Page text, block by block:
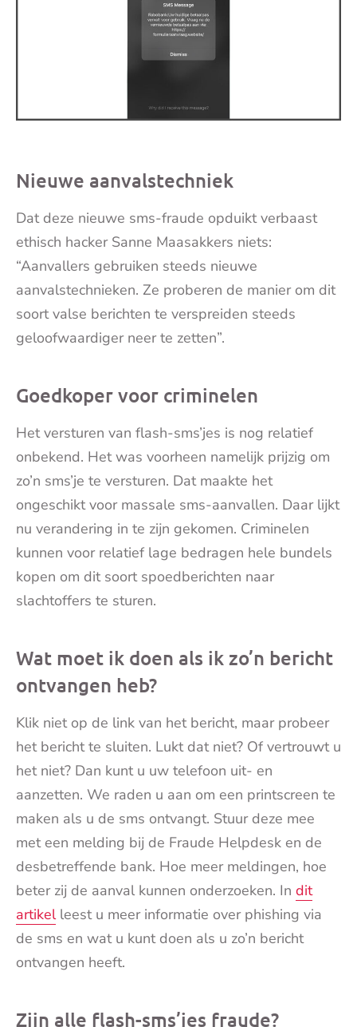
Nieuwe aanvalstechniek
Dat deze nieuwe sms-fraude opduikt verbaast
ethisch hacker Sanne Maasakkers niets:
“Aanvallers gebruiken steeds nieuwe
aanvalstechnieken. Ze proberen de manier om dit
soort valse berichten te verspreiden steeds
geloofwaardiger neer te zetten”.
Goedkoper voor criminelen
Het versturen van flash-sms’jes is nog relatief
onbekend. Het was voorheen namelijk prijzig om
zo’n sms’je te versturen. Dat maakte het
ongeschikt voor massale sms-aanvallen. Daar lijkt
nu verandering in te zijn gekomen. Criminelen
kunnen voor relatief lage bedragen hele bundels
kopen om dit soort spoedberichten naar
slachtoffers te sturen.
Wat moet ik doen als ik zo’n bericht
ontvangen heb?
Klik niet op de link van het bericht, maar probeer
het bericht te sluiten. Lukt dat niet? Of vertrouwt u
het niet? Dan kunt u uw telefoon uit- en
aanzetten. We raden u aan om een printscreen te
maken als u de sms ontvangt. Stuur deze mee
met een melding bij de Fraude Helpdesk en de
desbetreffende bank. Hoe meer meldingen, hoe
beter zij de aanval kunnen onderzoeken. In dit
artikelleest u meer informatie over phishing via
de sms en wat u kunt doen als u zo’n bericht
ontvangen heeft.
Zijn alle flash-sms’jes fraude?